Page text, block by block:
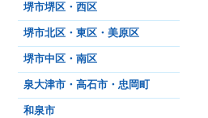
堺市堺区・西区
堺市北区・東区・美原区
堺市中区・南区
泉大津市・高石市・忠岡町
和泉市